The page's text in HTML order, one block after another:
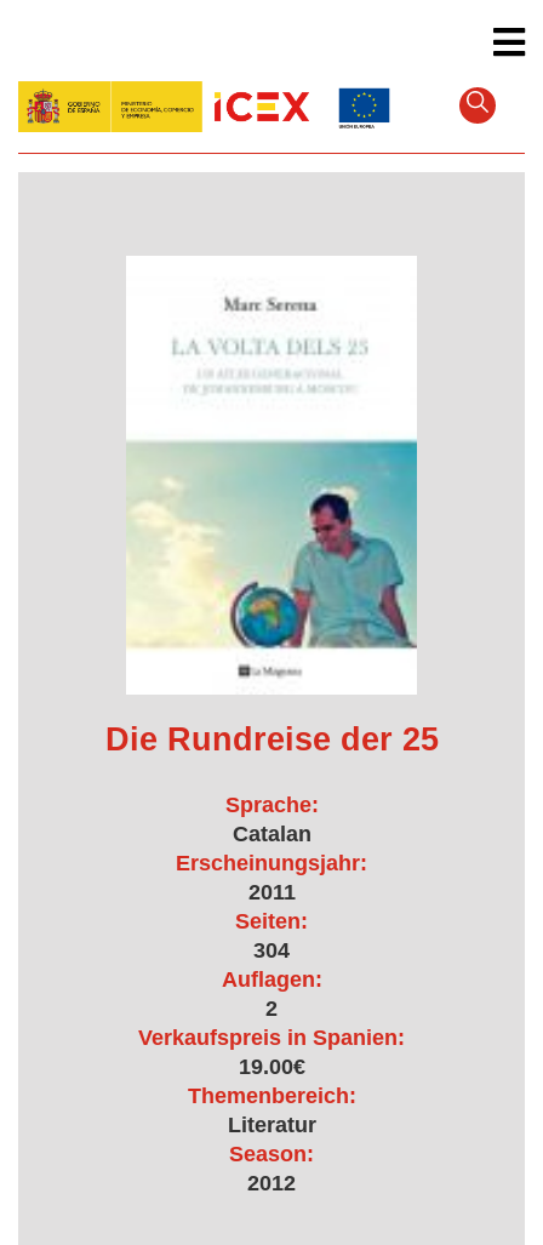
Die Rundreise der 25
Sprache:
Catalan
Erscheinungsjahr:
2011
Seiten:
304
Auflagen:
2
Verkaufspreis in Spanien:
19.00€
Themenbereich:
Literatur
Season:
2012